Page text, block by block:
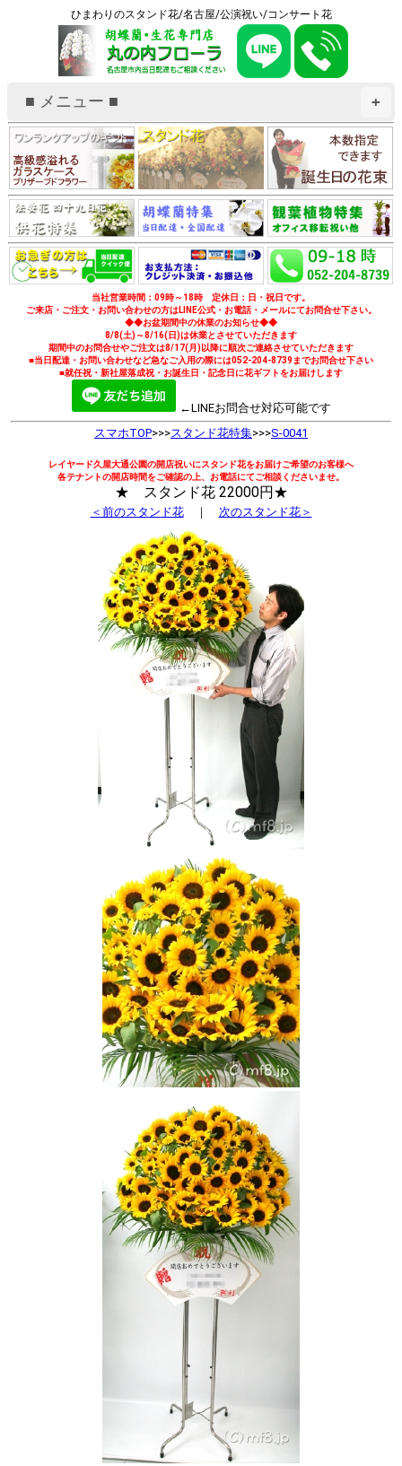
ひまわりのスタンド花/名古屋/公演祝い/コンサート花
+
■ メニュー ■
当社営業時間：09時～18時 定休日：日・祝日です。
ご来店・ご注文・お問い合わせの方はLINE公式・お電話・メールにてお問合せ下さい。
◆◆お盆期間中の休業のお知らせ◆◆
8/8(土)～8/16(日)は休業とさせていただきます
期間中のお問合せやご注文は8/17(月)以降に順次ご連絡させていただきます
■当日配達・お問い合わせなど急なご入用の際には052-204-8739までお問合せ下さい
■就任祝・新社屋落成祝・お誕生日・記念日に花ギフトをお届けします
←LINEお問合せ対応可能です
スマホTOP>>>スタンド花特集>>>S-0041
レイヤード久屋大通公園の開店祝いにスタンド花をお届けご希望のお客様へ
各テナントの開店時間をご確認の上、お電話にてご相談くださいませ。
★ スタンド花 22000円★
＜前のスタンド花｜ 次のスタンド花＞